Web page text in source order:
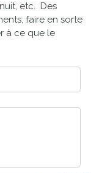
etc. Des
faire en sorte
à ce que le